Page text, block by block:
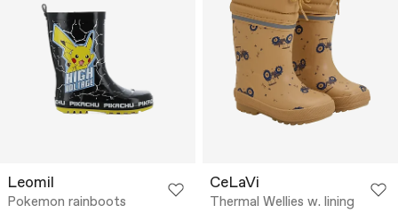
Leomil
Pokemon rainboots
CeLaVi
Thermal Wellies w. lining